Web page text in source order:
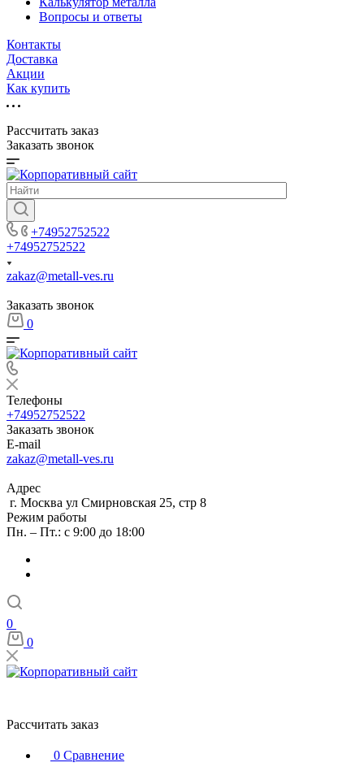
Вопросы и ответы
Контакты
Доставка
Акции
Как купить
Рассчитать заказ
Заказать звонок
+74952752522
+74952752522
zakaz@metall-ves.ru
Заказать звонок
0
Телефоны
+74952752522
Заказать звонок
E-mail
zakaz@metall-ves.ru
Адрес
г. Москва ул Смирновская 25, стр 8
Режим работы
Пн. – Пт.: с 9:00 до 18:00
0
0
Рассчитать заказ
0 Сравнение